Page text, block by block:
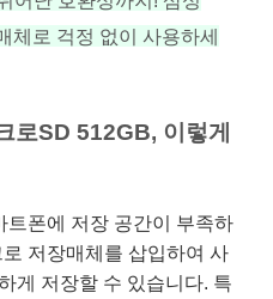
체로 걱정 없이 사용하세
로SD 512GB, 이렇게
트폰에 저장 공간이 부족하
저장매체를 삽입하여 사
게 저장할 수 있습니다. 특